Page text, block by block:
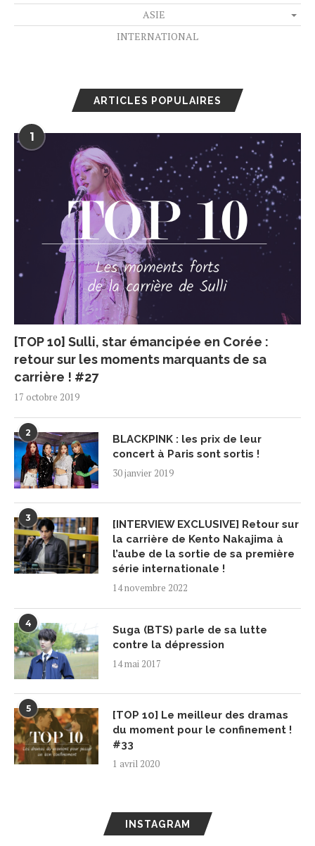
ASIE
INTERNATIONAL
ARTICLES POPULAIRES
1
[TOP 10] Sulli, star émancipée en Corée :
retour sur les moments marquants de sa
carrière ! #27
17 octobre 2019
2
BLACKPINK : les prix de leur
concert à Paris sont sortis !
30 janvier 2019
3
[INTERVIEW EXCLUSIVE] Retour sur
la carrière de Kento Nakajima à
l’aube de la sortie de sa première
série internationale !
14 novembre 2022
4
Suga (BTS) parle de sa lutte
contre la dépression
14 mai 2017
5
[TOP 10] Le meilleur des dramas
du moment pour le confinement !
#33
1 avril 2020
INSTAGRAM